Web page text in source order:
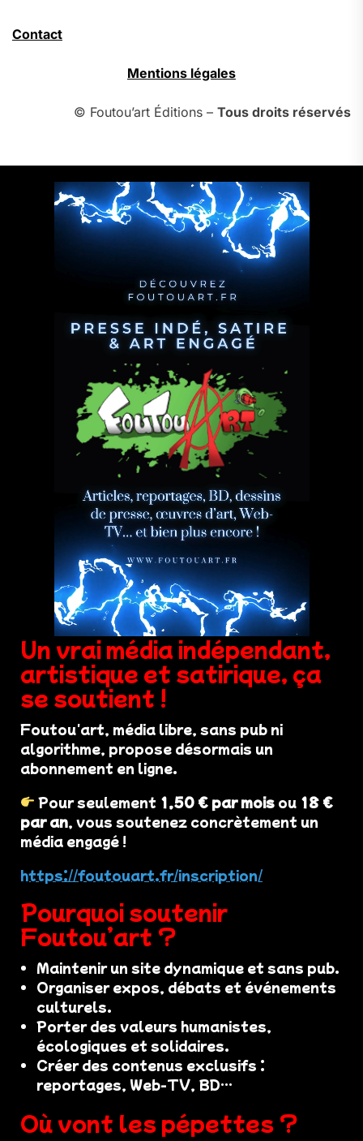
Contact
Mentions légales
© Foutou’art Éditions – Tous droits réservés
Un vrai média indépendant,
artistique et satirique, ça
se soutient !
Foutou'art, média libre, sans pub ni
algorithme, propose désormais un
abonnement en ligne.
Pour seulement 1,50 € par mois ou 18 €
par an, vous soutenez concrètement un
média engagé !
https://foutouart.fr/inscription/
Pourquoi soutenir
Foutou’art ?
Maintenir un site dynamique et sans pub.
Organiser expos, débats et événements
culturels.
Porter des valeurs humanistes,
écologiques et solidaires.
Créer des contenus exclusifs :
reportages, Web-TV, BD…
Où vont les pépettes ?